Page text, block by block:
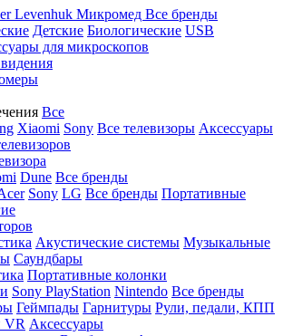
Levenhuk Микромед Все бренды
Детские Биологические USB
для микроскопов
Все
Xiaomi Sony Все телевизоры Аксессуары
Dune Все бренды
Sony LG Все бренды Портативные
Акустические системы Музыкальные
Саундбары
Портативные колонки
Sony PlayStation Nintendo Все бренды
Геймпады Гарнитуры Рули, педали, КПП
VR Аксессуары